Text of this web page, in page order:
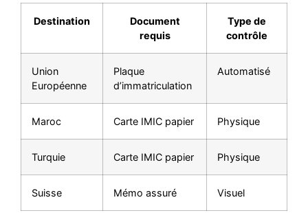
Destination
Document
requis
Type de
contrôle
Union
Européenne
Plaque
d’immatriculation
Automatisé
Maroc Carte IMIC papier Physique
Turquie Carte IMIC papier Physique
Suisse Mémo assuré Visuel